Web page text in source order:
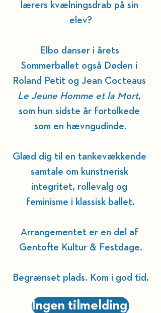
lærers kvælningsdrab på sin
elev?
Elbo danser i årets
Sommerballet også Døden i
Roland Petit og Jean Cocteaus
Le Jeune Homme et la Mort,
som hun sidste år fortolkede
som en hævngudinde.
Glæd dig til en tankevækkende
samtale om kunstnerisk
integritet, rollevalg og
feminisme i klassisk ballet.
Arrangementet er en del af
Gentofte Kultur & Festdage.
Begrænset plads. Kom i god tid.
Ingen tilmelding